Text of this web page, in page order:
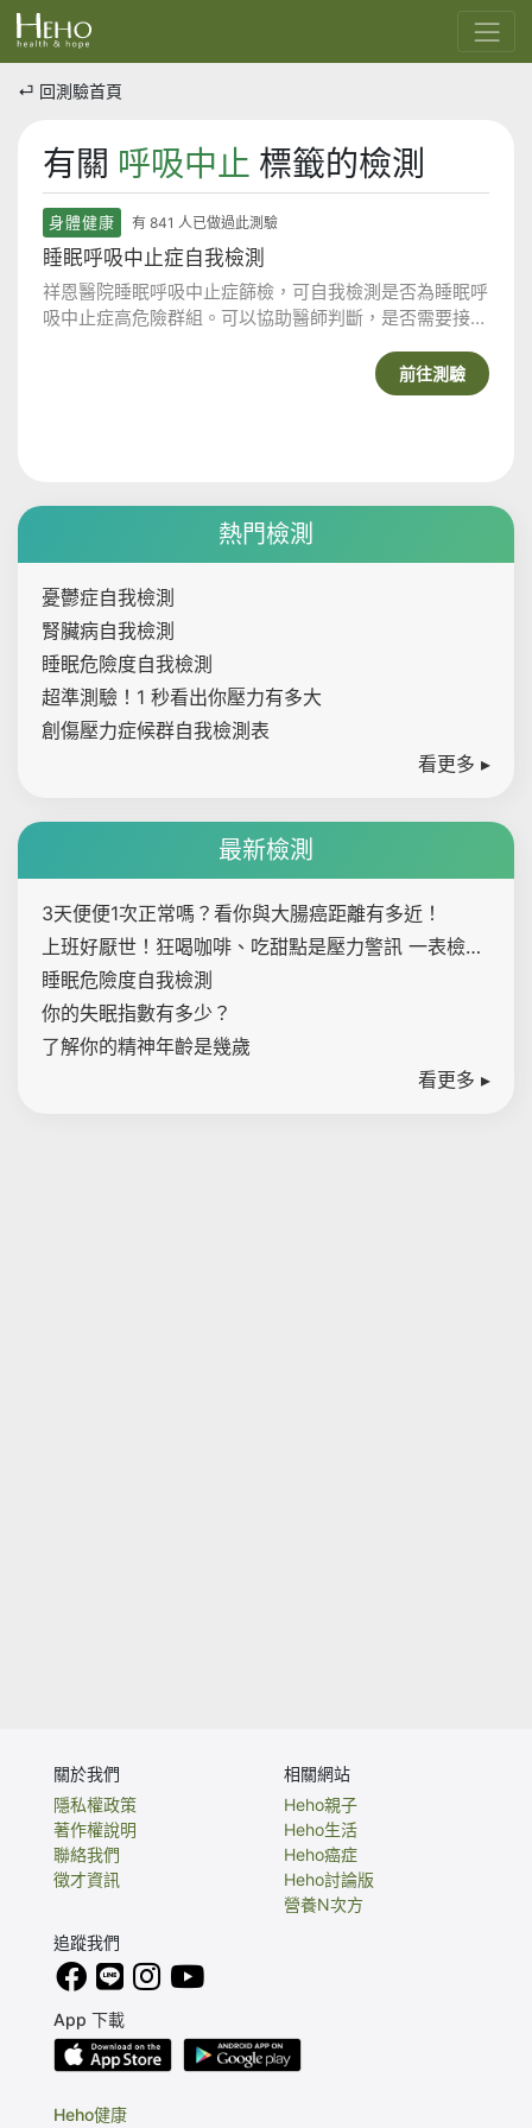
⏎ 回測驗首頁
有關 呼吸中止 標籤的檢測
身體健康 有 841 人已做過此測驗
睡眠呼吸中止症自我檢測
祥恩醫院睡眠呼吸中止症篩檢，可自我檢測是否為睡眠呼
吸中止症高危險群組。可以協助醫師判斷，是否需要接受
前往測驗
熱門檢測
憂鬱症自我檢測
腎臟病自我檢測
睡眠危險度自我檢測
超準測驗！1 秒看出你壓力有多大
創傷壓力症候群自我檢測表
看更多 ▸
最新檢測
3天便便1次正常嗎？看你與大腸癌距離有多近！
上班好厭世！狂喝咖啡、吃甜點是壓力警訊 一表檢測
內心壓力指數
睡眠危險度自我檢測
你的失眠指數有多少？
了解你的精神年齡是幾歲
看更多 ▸
關於我們
隱私權政策
著作權說明
聯絡我們
徵才資訊
相關網站
Heho親子
Heho生活
Heho癌症
Heho討論版
營養N次方
追蹤我們
App 下載
Heho健康